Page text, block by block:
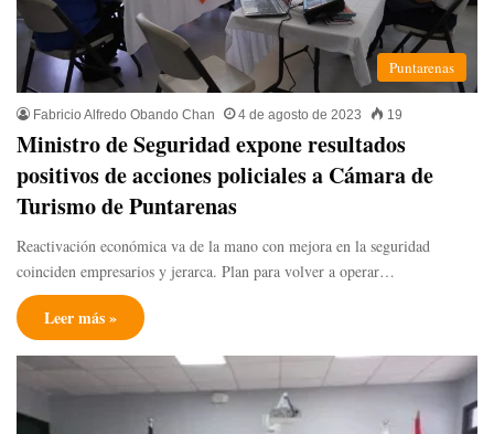
Puntarenas
Fabricio Alfredo Obando Chan 4 de agosto de 2023 19
Ministro de Seguridad expone resultados
positivos de acciones policiales a Cámara de
Turismo de Puntarenas
Reactivación económica va de la mano con mejora en la seguridad
coinciden empresarios y jerarca. Plan para volver a operar…
Leer más »